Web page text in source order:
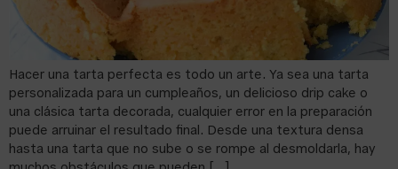
Hacer una tarta perfecta es todo un arte. Ya sea una tarta
personalizada para un cumpleaños, un delicioso drip cake o
una clásica tarta decorada, cualquier error en la preparación
puede arruinar el resultado final. Desde una textura densa
hasta una tarta que no sube o se rompe al desmoldarla, hay